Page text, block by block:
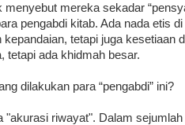
mereka sekadar
pengabdi kitab. Ada nada etis
tetapi juga kesetiaan
tetapi ada khidmah besar.
dilakukan para “pengabdi” ini?
"akurasi riwayat". Dalam